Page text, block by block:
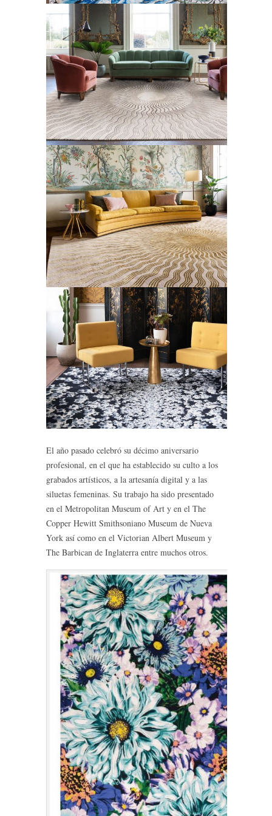
El año pasado celebró su décimo aniversario
profesional, en el que ha establecido su culto a los
grabados artísticos, a la artesanía digital y a las
siluetas femeninas. Su trabajo ha sido presentado
en el Metropolitan Museum of Art y en el The
Copper Hewitt Smithsoniano Museum de Nueva
York así como en el Victorian Albert Museum y
The Barbican de Inglaterra entre muchos otros.